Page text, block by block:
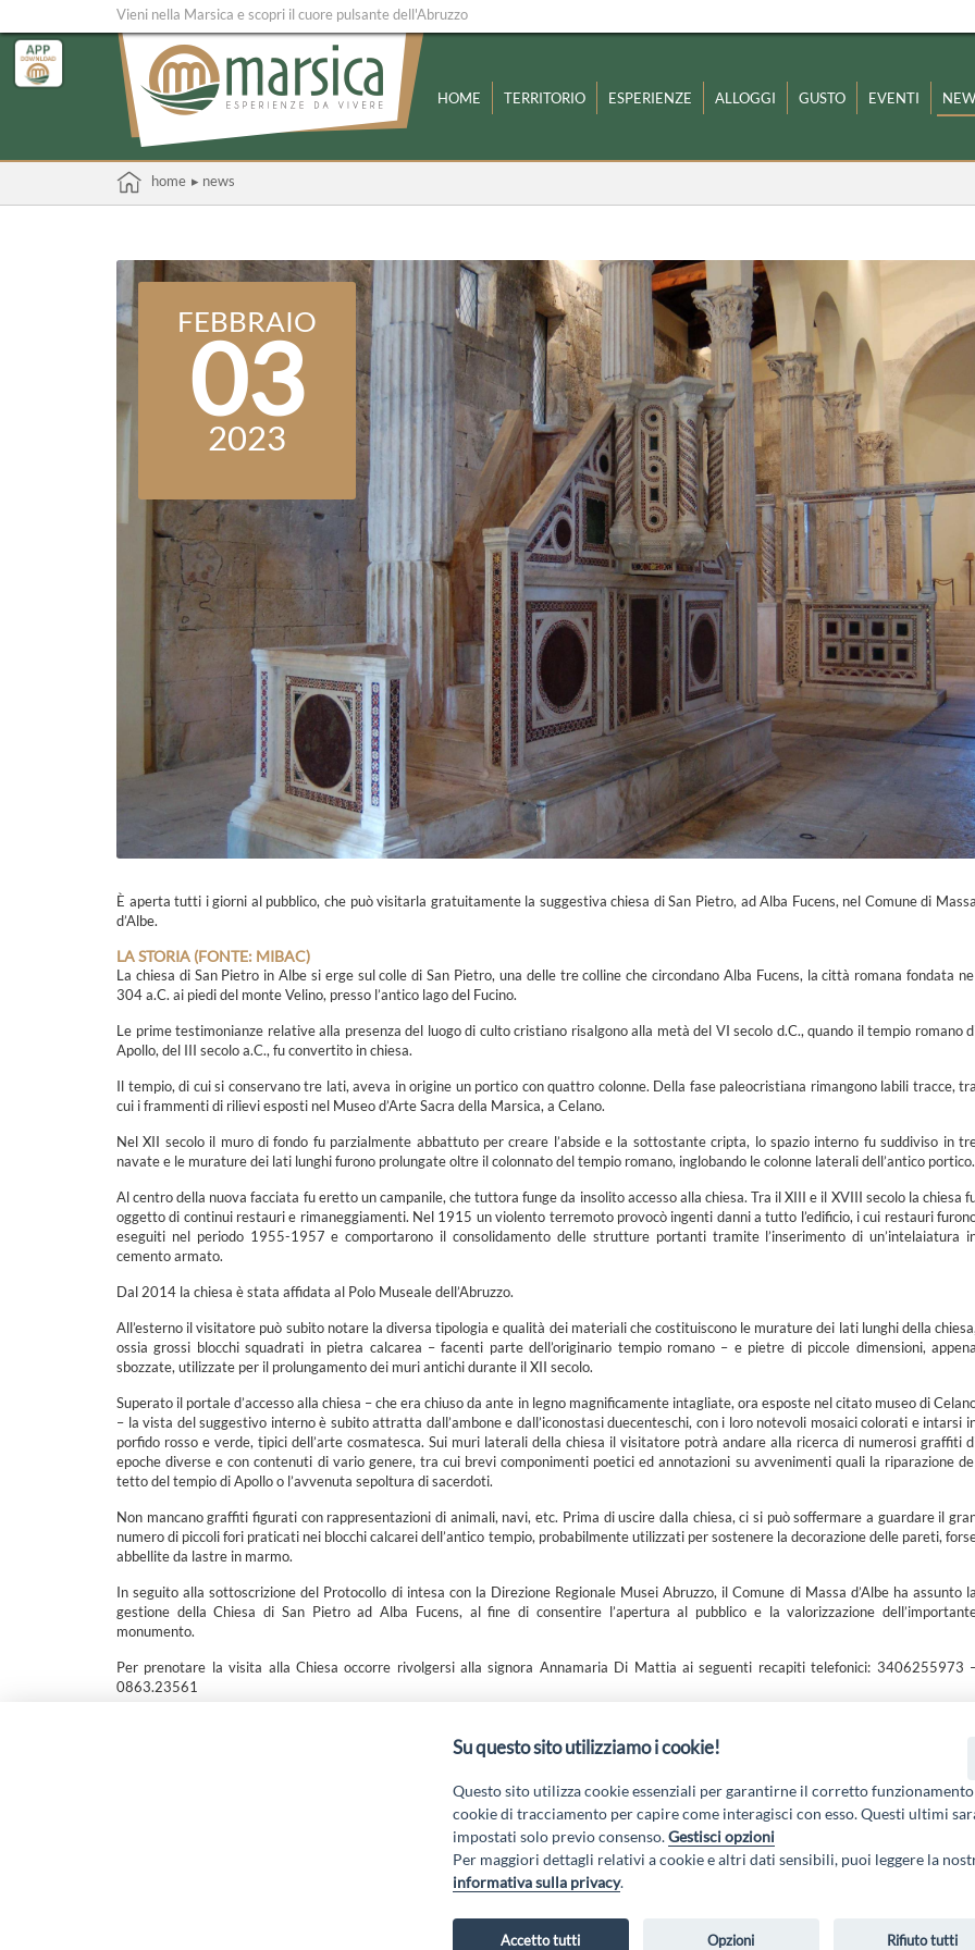
Vieni nella Marsica e scopri il cuore pulsante dell'Abruzzo
HOME TERRITORIO ESPERIENZE ALLOGGI GUSTO EVENTI
home ▸ news
FEBBRAIO
03
2023
È aperta tutti i giorni al pubblico, che può visitarla gratuitamente la suggestiva chiesa di San Pietro, ad Alba Fucens, nel Comune di
d’Albe.
LA STORIA (FONTE: MIBAC)
La chiesa di San Pietro in Albe si erge sul colle di San Pietro, una delle tre colline che circondano Alba Fucens, la città romana fondata
304 a.C. ai piedi del monte Velino, presso l’antico lago del Fucino.
Le prime testimonianze relative alla presenza del luogo di culto cristiano risalgono alla metà del VI secolo d.C., quando il tempio romano
Apollo, del III secolo a.C., fu convertito in chiesa.
Il tempio, di cui si conservano tre lati, aveva in origine un portico con quattro colonne. Della fase paleocristiana rimangono labili tracce,
cui i frammenti di rilievi esposti nel Museo d’Arte Sacra della Marsica, a Celano.
Nel XII secolo il muro di fondo fu parzialmente abbattuto per creare l’abside e la sottostante cripta, lo spazio interno fu suddiviso in
navate e le murature dei lati lunghi furono prolungate oltre il colonnato del tempio romano, inglobando le colonne laterali dell’antico portico.
Al centro della nuova facciata fu eretto un campanile, che tuttora funge da insolito accesso alla chiesa. Tra il XIII e il XVIII secolo la chiesa
oggetto di continui restauri e rimaneggiamenti. Nel 1915 un violento terremoto provocò ingenti danni a tutto l’edificio, i cui restauri
eseguiti nel periodo 1955-1957 e comportarono il consolidamento delle strutture portanti tramite l’inserimento di un’intelaiatura
cemento armato.
Dal 2014 la chiesa è stata affidata al Polo Museale dell’Abruzzo.
All’esterno il visitatore può subito notare la diversa tipologia e qualità dei materiali che costituiscono le murature dei lati lunghi della
ossia grossi blocchi squadrati in pietra calcarea – facenti parte dell’originario tempio romano – e pietre di piccole dimensioni,
sbozzate, utilizzate per il prolungamento dei muri antichi durante il XII secolo.
Superato il portale d’accesso alla chiesa – che era chiuso da ante in legno magnificamente intagliate, ora esposte nel citato museo di
– la vista del suggestivo interno è subito attratta dall’ambone e dall’iconostasi duecenteschi, con i loro notevoli mosaici colorati e intarsi
porfido rosso e verde, tipici dell’arte cosmatesca. Sui muri laterali della chiesa il visitatore potrà andare alla ricerca di numerosi graffiti
epoche diverse e con contenuti di vario genere, tra cui brevi componimenti poetici ed annotazioni su avvenimenti quali la riparazione
tetto del tempio di Apollo o l’avvenuta sepoltura di sacerdoti.
Non mancano graffiti figurati con rappresentazioni di animali, navi, etc. Prima di uscire dalla chiesa, ci si può soffermare a guardare il
numero di piccoli fori praticati nei blocchi calcarei dell’antico tempio, probabilmente utilizzati per sostenere la decorazione delle pareti,
abbellite da lastre in marmo.
In seguito alla sottoscrizione del Protocollo di intesa con la Direzione Regionale Musei Abruzzo, il Comune di Massa d’Albe ha assunto
gestione della Chiesa di San Pietro ad Alba Fucens, al fine di consentire l’apertura al pubblico e la valorizzazione
monumento.
Per prenotare la visita alla Chiesa occorre rivolgersi alla signora Annamaria Di Mattia ai seguenti recapiti telefonici: 3406255973
0863.23561
19.2.1.MA3.18 – Progetto “Innovazione nel turismo per i servizi e la qualità della
Su questo sito utilizziamo i cookie!
Questo sito utilizza cookie essenziali per garantirne il corretto funzionamento
cookie di tracciamento per capire come interagisci con esso. Questi ultimi
impostati solo previo consenso.Gestisci opzioni
Per maggiori dettagli relativi a cookie e altri dati sensibili, puoi leggere la
informativa sulla privacy.
Accetto tutti Opzioni Rifiuto tutti